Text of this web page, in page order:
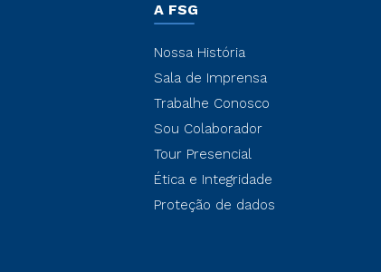
A FSG
Nossa História
Sala de Imprensa
Trabalhe Conosco
Sou Colaborador
Tour Presencial
Ética e Integridade
Proteção de dados